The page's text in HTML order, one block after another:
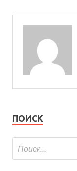
ПОИСК